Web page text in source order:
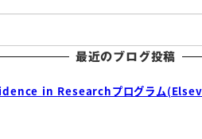
最近のブログ投稿
in Researchプログラム